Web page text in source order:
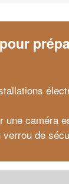
une caméra
de